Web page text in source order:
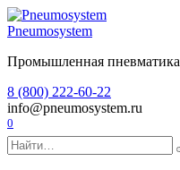
Перейти
к
Pneumosystem
Промышленная пневматика
8 (800) 222-60-22
info@pneumosystem.ru
0
Search
for: